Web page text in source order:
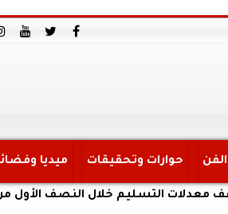
الفن حوارات وتحقيقات ميديا